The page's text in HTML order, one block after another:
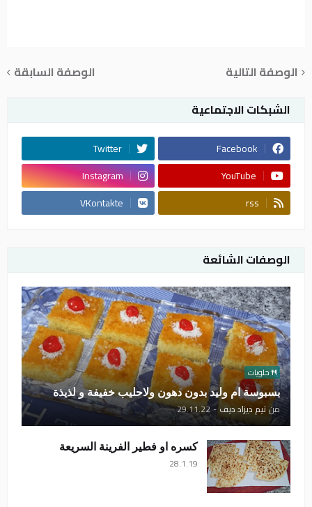
الوصفة التالية
الوصفة السابقة
الشبكات الاجتماعية
Facebook
Twitter
YouTube
Instagram
rss
VKontakte
الوصفات الشائعة
حلويات
بسبوسة ام وليد بدون دهون ولاحليب خفيفة و لذيذة
منتيم ديزاد ديف -
29.11.22
كسره او فطير الفرينة السريعة
28.1.19